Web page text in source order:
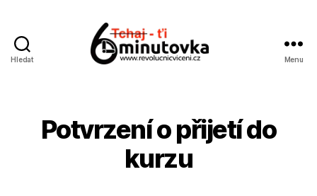
Hledat
Anděla
Menu
Potvrzení o přijetí do
kurzu